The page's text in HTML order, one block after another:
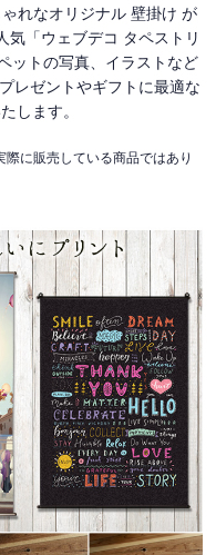
れなオリジナル 壁掛け が
「ウェブデコ タペストリ
ットの写真、イラストなど
レゼントやギフトに最適な
します。
に販売している商品ではあり